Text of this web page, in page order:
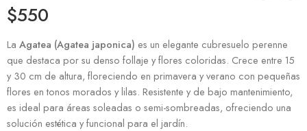
$550
La Agatea (Agatea japonica) es un elegante cubresuelo perenne
que destaca por su denso follaje y flores coloridas. Crece entre 15
y 30 cm de altura, floreciendo en primavera y verano con pequeñas
flores en tonos morados y lilas. Resistente y de bajo mantenimiento,
es ideal para áreas soleadas o semi-sombreadas, ofreciendo una
solución estética y funcional para el jardín.